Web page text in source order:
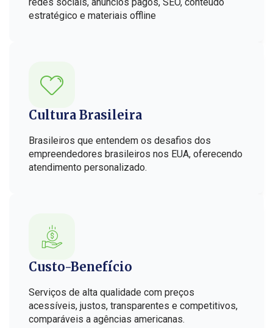
redes sociais, anúncios pagos, SEO, conteúdo
estratégico e materiais offline
Cultura Brasileira
Brasileiros que entendem os desafios dos
empreendedores brasileiros nos EUA, oferecendo
atendimento personalizado.
Custo-Benefício
Serviços de alta qualidade com preços
acessíveis, justos, transparentes e competitivos,
comparáveis a agências americanas.